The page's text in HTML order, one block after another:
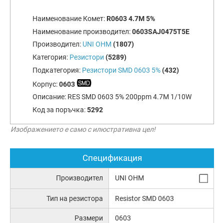
Наименование Комет: R0603 4.7M 5%
Наименование производител:0603SAJ0475T5E
Производител: UNI OHM (1807)
Категория: Резистори (5289)
Подкатегория: Резистори SMD 0603 5%(432)
Корпус:0603
Описание: RES SMD 0603 5% 200ppm 4.7M 1/10W
Код за поръчка:5292
Изображението е само с илюстративна цел!
Спецификация
Производител UNI OHM
Тип на резистора Resistor SMD 0603
Размери 0603